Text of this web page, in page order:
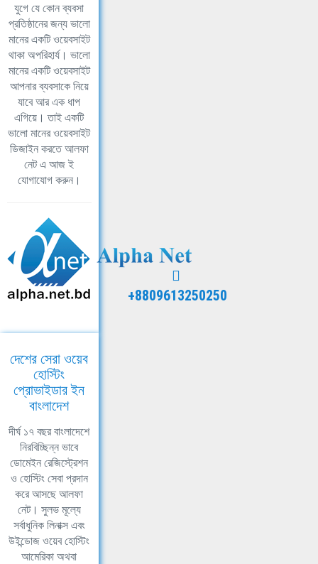
যুগে যে কোন ব্যবসা
প্রতিষ্ঠানের জন্য ভালো
মানের একটি ওয়েবসাইট
থাকা অপরিহার্য। ভালো
মানের একটি ওয়েবসাইট
আপনার ব্যবসাকে নিয়ে
যাবে আর এক ধাপ
এগিয়ে। তাই একটি
ভালো মানের ওয়েবসাইট
ডিজাইন করতে আলফা
নেট এ আজ ই
যোগাযোগ করুন।
+8809613250250
দেশের সেরা ওয়েব
হোস্টিং
প্রোভাইডার ইন
বাংলাদেশ
দীর্ঘ ১৭ বছর বাংলাদেশে
নিরবিচ্ছিন্ন ভাবে
ডোমেইন রেজিস্ট্রেশন
ও হোস্টিং সেবা প্রদান
করে আসছে আলফা
নেট। সুলভ মূল্যে
সর্বাধুনিক লিনাক্স এবং
উইন্ডোজ ওয়েব হোস্টিং
আমেরিকা অথবা